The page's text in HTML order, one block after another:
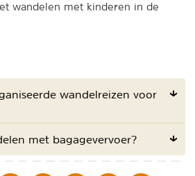
wandelen met kinderen in de
wandelreizen voor
met bagagevervoer?